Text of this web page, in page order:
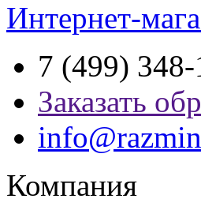
Интернет-
7 (499)
Заказать
Компания